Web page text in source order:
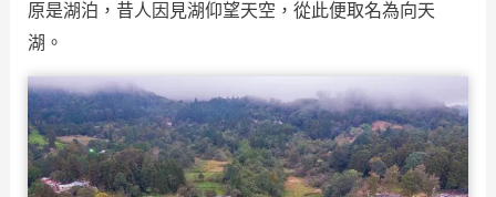
原是湖泊，昔人因見湖仰望天空，從此便取名為向天
湖。